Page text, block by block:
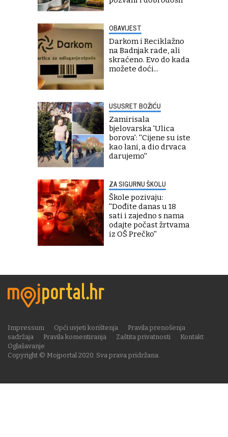
OBAVIJEST
Darkom i Reciklažno
na Badnjak rade, ali
skraćeno. Evo do kada
možete doći...
USUSRET BOŽIĆU
Zamirisala
bjelovarska 'Ulica
borova': ''Cijene su iste
kao lani, a dio drvaca
darujemo''
ZA SIGURNU ŠKOLU
Škole pozivaju:
''Dođite danas u 18
sati i zajedno s nama
odajte počast žrtvama
iz OŠ Prečko''
Copyright © Mojportal 2020. Sva prava pridržana.
Impressum Opći uvjeti korištenja
Pravila prenošenja
sadržaja
Pravila komentiranja Zaštita privatnosti
Kontakt
Oglašavanje